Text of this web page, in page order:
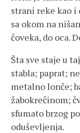
strani reke kao i
sa okom na
čoveka, do oca.
Šta sve staje u
stabla; paprat;
metalno lonče;
žabokrečinom;
sfumato brzog
oduševljenja.